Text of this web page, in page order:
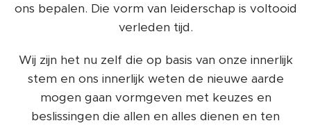
ons bepalen. Die vorm van leiderschap is voltooid
verleden tijd.
Wij zijn het nu zelf die op basis van onze innerlijk
stem en ons innerlijk weten de nieuwe aarde
mogen gaan vormgeven met keuzes en
beslissingen die allen en alles dienen en ten